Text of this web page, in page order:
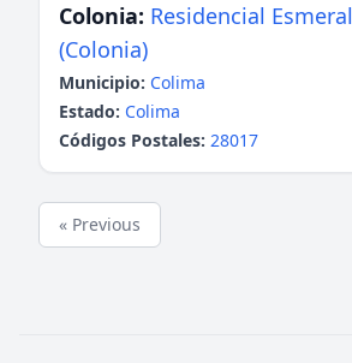
Colonia: Residencial
(Colonia)
Municipio: Colima
Estado: Colima
Códigos Postales: 28017
« Previous